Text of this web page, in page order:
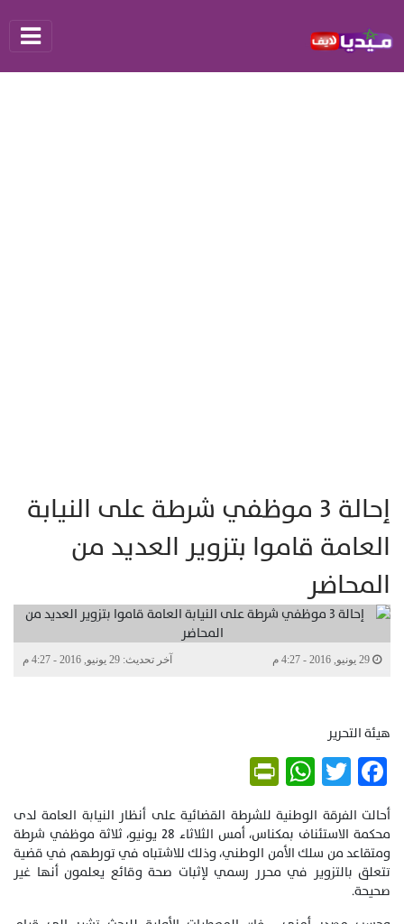
إحالة 3 موظفي شرطة على النيابة
العامة قاموا بتزوير العديد من
المحاضر
آخر تحديث: 29 يونيو, 2016 - 4:27 م
هيئة التحرير
Facebook
Twitter
WhatsApp
أحالت الفرقة الوطنية للشرطة القضائية على أنظار النيابة العامة لدى
محكمة الاستئناف بمكناس، أمس الثلاثاء 28 يونيو، ثلاثة موظفي شرطة
ومتقاعد من سلك الأمن الوطني، وذلك للاشتباه في تورطهم في قضية
تتعلق بالتزوير في محرر رسمي لإثبات صحة وقائع يعلمون أنها غير
صحيحة.